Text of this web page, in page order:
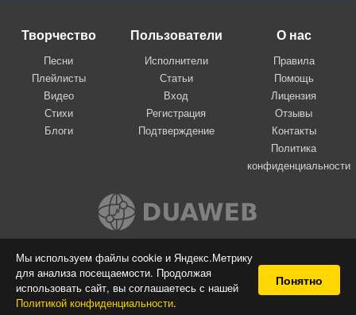
Мы используем файлы cookie и Яндекс.Метрику
для анализа посещаемости. Продолжая
использовать сайт, вы соглашаетесь с нашей
Политикой конфиденциальности.
Понятно
Творчество
Песни
Плейлисты
Видео
Стихи
Блоги
Пользователи
Исполнители
Статьи
Вход
Регистрация
Подтверждение
О нас
Правила
Помощь
Лицензия
Отзывы
Контакты
Политика
конфиденциальности
Вконтакте
© 2009-2026 Я-пою
Музыкальный сайт самовыражения